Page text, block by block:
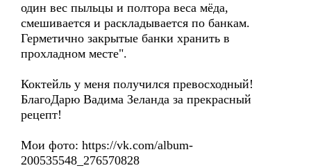
один вес пыльцы и полтора веса мёда,
смешивается и раскладывается по банкам.
Герметично закрытые банки хранить в
прохладном месте".
Коктейль у меня получился превосходный!
БлагоДарю Вадима Зеланда за прекрасный
рецепт!
Мои фото: https://vk.com/album-
200535548_276570828